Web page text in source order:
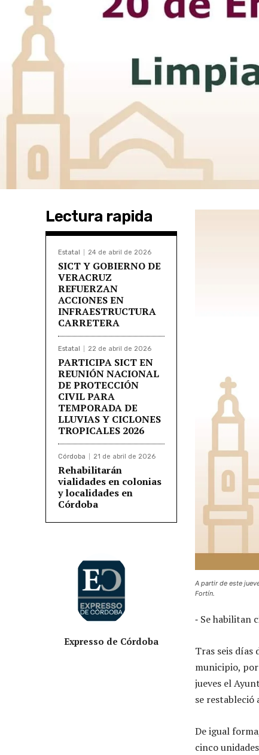
Lectura rapida
Estatal 24 de abril de 2026
SICT Y GOBIERNO DE
VERACRUZ
REFUERZAN
ACCIONES EN
INFRAESTRUCTURA
CARRETERA
Estatal 22 de abril de 2026
PARTICIPA SICT EN
REUNIÓN NACIONAL
DE PROTECCIÓN
CIVIL PARA
TEMPORADA DE
LLUVIAS Y CICLONES
TROPICALES 2026
Córdoba 21 de abril de 2026
Rehabilitarán
vialidades en colonias
y localidades en
Córdoba
Expresso de Córdoba
A partir de este
Fortín.
⁃ Se habilitan
Tras seis días
municipio,
jueves el
se restableció
De igual
cinco